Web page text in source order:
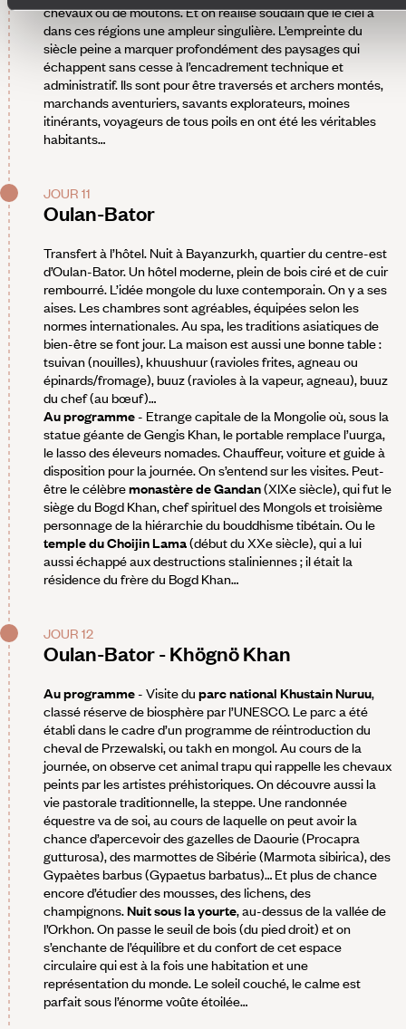
chevaux ou de moutons. Et on réalise soudain que le ciel a
dans ces régions une ampleur singulière. L’empreinte du
siècle peine a marquer profondément des paysages qui
échappent sans cesse à l’encadrement technique et
administratif. Ils sont pour être traversés et archers montés,
marchands aventuriers, savants explorateurs, moines
itinérants, voyageurs de tous poils en ont été les véritables
habitants…
JOUR 11
Oulan-Bator
Transfert à l’hôtel. Nuit à Bayanzurkh, quartier du centre-est
d’Oulan-Bator. Un hôtel moderne, plein de bois ciré et de cuir
rembourré. L’idée mongole du luxe contemporain. On y a ses
aises. Les chambres sont agréables, équipées selon les
normes internationales. Au spa, les traditions asiatiques de
bien-être se font jour. La maison est aussi une bonne table :
tsuivan (nouilles), khuushuur (ravioles frites, agneau ou
épinards/fromage), buuz (ravioles à la vapeur, agneau), buuz
du chef (au bœuf)…
Au programme- Etrange capitale de la Mongolie où, sous la
statue géante de Gengis Khan, le portable remplace l’uurga,
le lasso des éleveurs nomades. Chauffeur, voiture et guide à
disposition pour la journée. On s’entend sur les visites. Peut-
être le célèbremonastère de Gandan(XIXe siècle), qui fut le
siège du Bogd Khan, chef spirituel des Mongols et troisième
personnage de la hiérarchie du bouddhisme tibétain. Ou le
temple du Choijin Lama(début du XXe siècle), qui a lui
aussi échappé aux destructions staliniennes ; il était la
résidence du frère du Bogd Khan…
JOUR 12
Oulan-Bator - Khögnö Khan
Au programme- Visite du parc national Khustain Nuruu,
classé réserve de biosphère par l’UNESCO. Le parc a été
établi dans le cadre d’un programme de réintroduction du
cheval de Przewalski, ou takh en mongol. Au cours de la
journée, on observe cet animal trapu qui rappelle les chevaux
peints par les artistes préhistoriques. On découvre aussi la
vie pastorale traditionnelle, la steppe. Une randonnée
équestre va de soi, au cours de laquelle on peut avoir la
chance d’apercevoir des gazelles de Daourie (Procapra
gutturosa), des marmottes de Sibérie (Marmota sibirica), des
Gypaètes barbus (Gypaetus barbatus)… Et plus de chance
encore d’étudier des mousses, des lichens, des
champignons.Nuit sous la yourte, au-dessus de la vallée de
l’Orkhon. On passe le seuil de bois (du pied droit) et on
s’enchante de l’équilibre et du confort de cet espace
circulaire qui est à la fois une habitation et une
représentation du monde. Le soleil couché, le calme est
parfait sous l’énorme voûte étoilée…